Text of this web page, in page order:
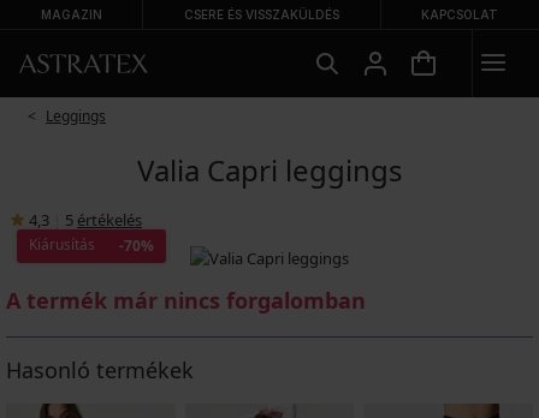
MAGAZIN CSERE ÉS VISSZAKÜLDÉS KAPCSOLAT
Leggings
Valia Capri leggings
4,3 5 értékelés
Kiárusítás -70%
A termék már nincs forgalomban
Hasonló termékek